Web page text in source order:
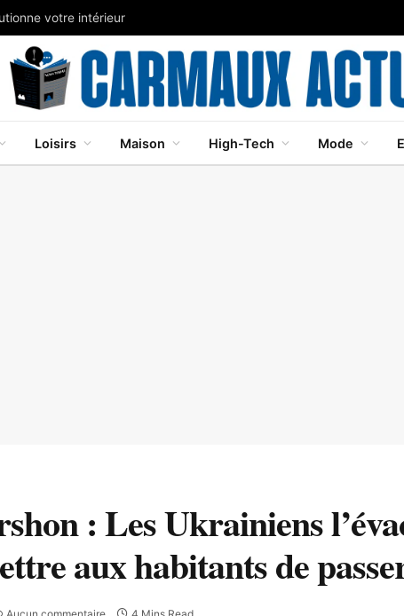
votre intérieur
Loisirs Maison High-Tech Mode
: Les Ukrainiens
aux habitants de